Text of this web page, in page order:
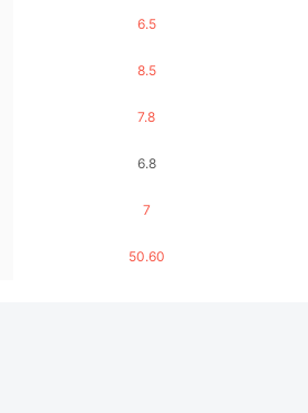
6.5
8.5
7.8
6.8
7
50.60